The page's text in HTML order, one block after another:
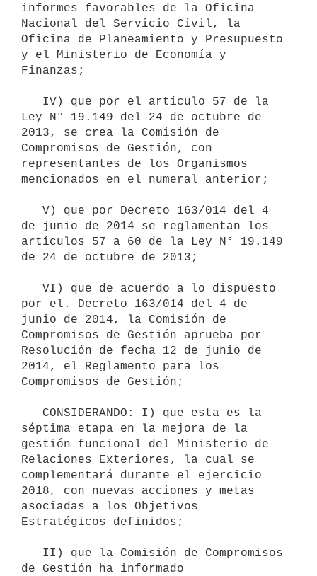
informes favorables de la Oficina
Nacional del Servicio Civil, la
Oficina de Planeamiento y Presupuesto
y el Ministerio de Economía y
Finanzas;
Ley N° 19.149 del 24 de octubre de
2013, se crea la Comisión de
Compromisos de Gestión, con
representantes de los Organismos
mencionados en el numeral anterior;
de junio de 2014 se reglamentan los
artículos 57 a 60 de la Ley N° 19.149
de 24 de octubre de 2013;
por el. Decreto 163/014 del 4 de
junio de 2014, la Comisión de
Compromisos de Gestión aprueba por
Resolución de fecha 12 de junio de
2014, el Reglamento para los
Compromisos de Gestión;
séptima etapa en la mejora de la
gestión funcional del Ministerio de
Relaciones Exteriores, la cual se
complementará durante el ejercicio
2018, con nuevas acciones y metas
asociadas a los Objetivos
Estratégicos definidos;
de Gestión ha informado